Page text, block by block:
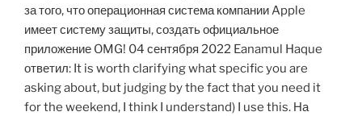
за того, что операционная система компании Apple
имеет систему защиты, создать официальное
приложение OMG! 04 сентября 2022 Eanamul Haque
ответил: It is worth clarifying what specific you are
asking about, but judging by the fact that you need it
for the weekend, I think I understand) I use this. На